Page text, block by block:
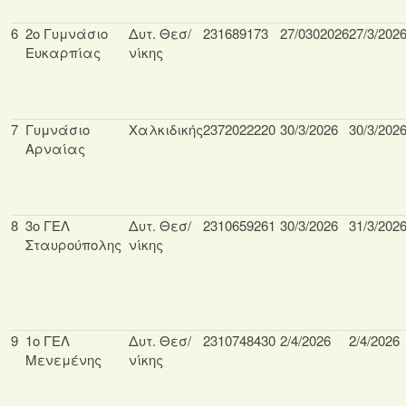
6 2ο Γυμνάσιο
Ευκαρπίας
Δυτ. Θεσ/
νίκης
231689173 27/030202627/3/2026
7 Γυμνάσιο
Αρναίας
Χαλκιδικής2372022220 30/3/2026 30/3/2026
8 3ο ΓΕΛ
Σταυρούπολης
Δυτ. Θεσ/
νίκης
2310659261 30/3/2026 31/3/2026
9 1ο ΓΕΛ
Μενεμένης
Δυτ. Θεσ/
νίκης
2310748430 2/4/2026 2/4/2026